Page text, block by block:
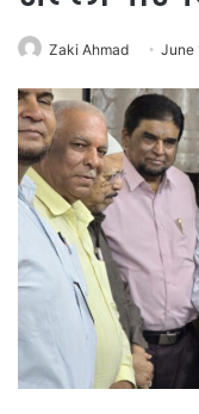
Zaki Ahmad June